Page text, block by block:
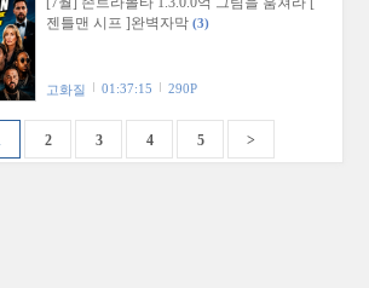
젠틀맨 시프 ]완벽자막 (3)
고화질 01:37:15 290P
2 3 4 5 >